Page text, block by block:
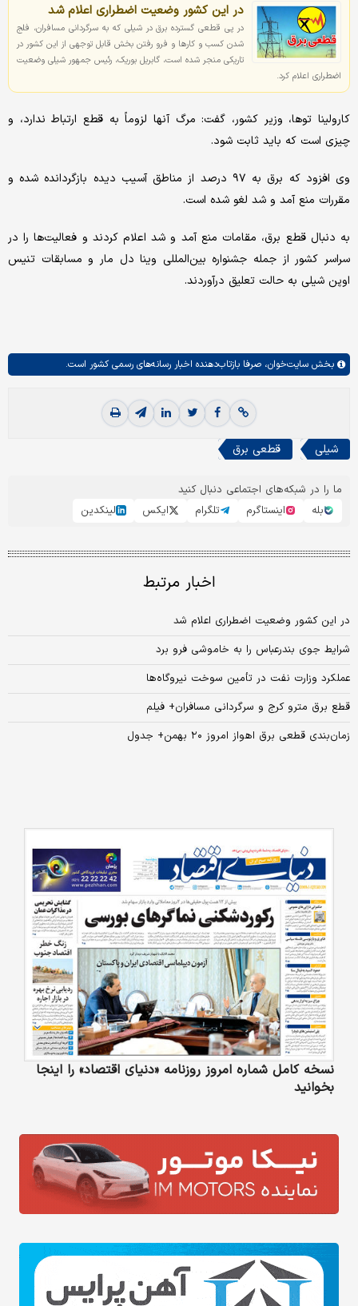
در این کشور وضعیت اضطراری اعلام شد
در پی قطعی گسترده برق در شیلی که به سرگردانی مسافران، فلج
شدن کسب و کارها و فرو رفتن بخش قابل توجهی از این کشور در
تاریکی منجر شده است، گابریل بوریک، رئیس جمهور شیلی وضعیت
اضطراری اعلام کرد.
کارولینا توها، وزیر کشور، گفت: مرگ آنها لزوماً به قطع ارتباط ندارد، و
چیزی است که باید ثابت شود.
وی افزود که برق به ۹۷ درصد از مناطق آسیب دیده بازگردانده شده و
مقررات منع آمد و شد لغو شده است.
به دنبال قطع برق، مقامات منع آمد و شد اعلام کردند و فعالیت‌ها را در
سراسر کشور از جمله جشنواره بین‌المللی وینا دل مار و مسابقات تنیس
اوپن شیلی به حالت تعلیق درآوردند.
بخش سایت‌خوان، صرفا بازتاب‌دهنده اخبار رسانه‌های رسمی کشور است.
شیلی قطعی برق
ما را در شبکه‌های اجتماعی دنبال کنید
بله
اینستاگرم تلگرام ایکس لینکدین
اخبار مرتبط
در این کشور وضعیت اضطراری اعلام شد
شرایط جوی بندرعباس را به خاموشی فرو برد
عملکرد وزارت نفت در تأمین سوخت نیروگاه‌ها
قطع برق مترو کرج و سرگردانی مسافران+ فیلم
زمان‌بندی قطعی برق اهواز امروز ۲۰ بهمن+ جدول
نسخه کامل شماره امروز روزنامه «دنیای‌ اقتصاد» را اینجا
بخوانید